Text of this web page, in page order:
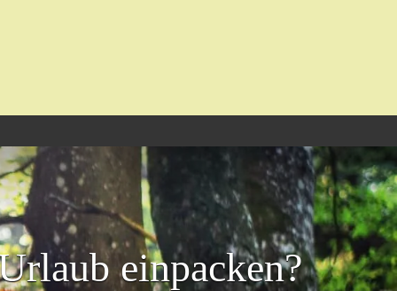
einpacken?